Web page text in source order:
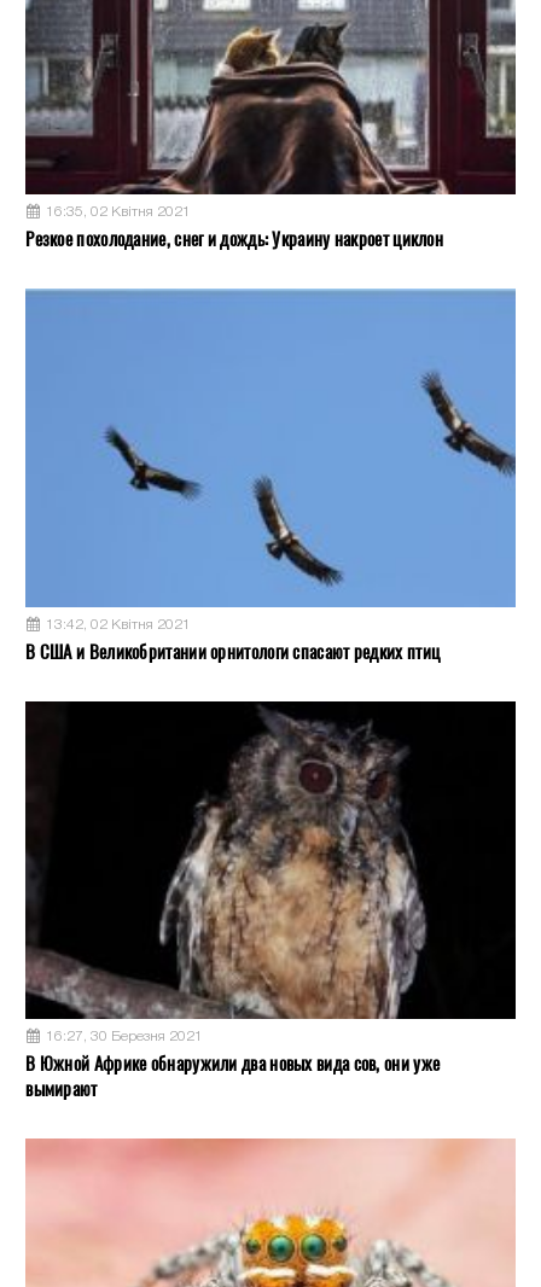
16:35, 02 Квітня 2021
Резкое похолодание, снег и дождь: Украину накроет циклон
13:42, 02 Квітня 2021
В США и Великобритании орнитологи спасают редких птиц
16:27, 30 Березня 2021
В Южной Африке обнаружили два новых вида сов, они уже
вымирают